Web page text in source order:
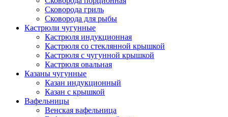
Сковорода гриль
Сковорода для рыбы
Кастрюли чугунные
Кастрюля индукционная
Кастрюля со стеклянной крышкой
Кастрюля с чугунной крышкой
Кастрюля овальная
Казаны чугунные
Казан индукционный
Казан с крышкой
Вафельницы
Венская вафельница